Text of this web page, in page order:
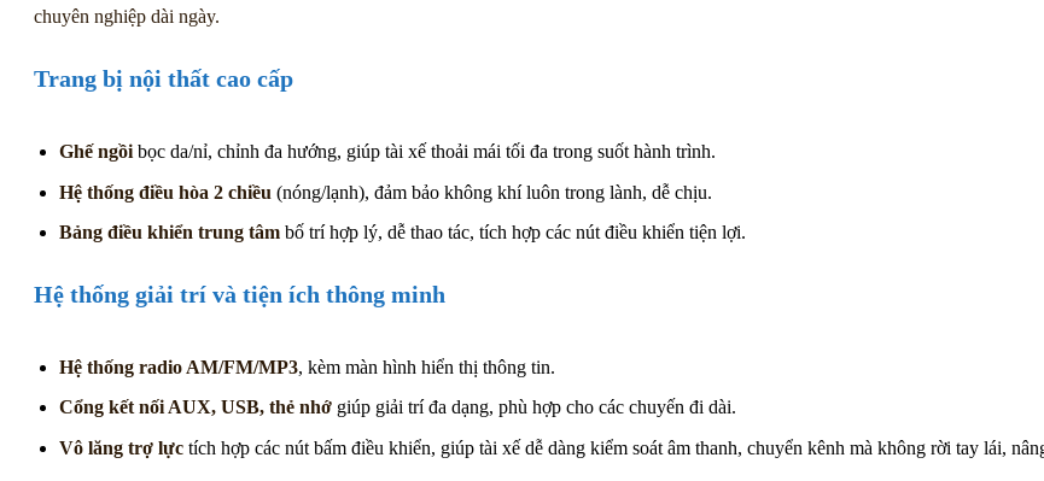
chuyên nghiệp dài ngày.
Trang bị nội thất cao cấp
Ghế ngồibọc da/nỉ, chỉnh đa hướng, giúp tài xế thoải mái tối đa trong suốt hành trình.
Hệ thống điều hòa 2 chiều (nóng/lạnh), đảm bảo không khí luôn trong lành, dễ chịu.
Bảng điều khiển trung tâmbố trí hợp lý, dễ thao tác, tích hợp các nút điều khiển tiện lợi.
Hệ thống giải trí và tiện ích thông minh
Hệ thống radio AM/FM/MP3, kèm màn hình hiển thị thông tin.
Cổng kết nối AUX, USB, thẻ nhớgiúp giải trí đa dạng, phù hợp cho các chuyến đi dài.
Vô lăng trợ lựctích hợp các nút bấm điều khiển, giúp tài xế dễ dàng kiểm soát âm thanh, chuyển kênh mà không rời tay lái,